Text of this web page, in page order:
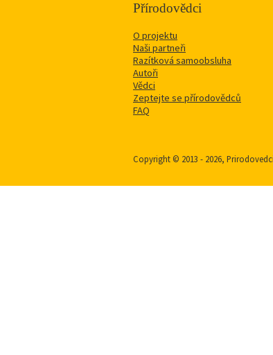
Přírodovědci
O projektu
Naši partneři
Razítková samoobsluha
Autoři
Vědci
Zeptejte se přírodovědců
FAQ
Copyright © 2013 - 2026,